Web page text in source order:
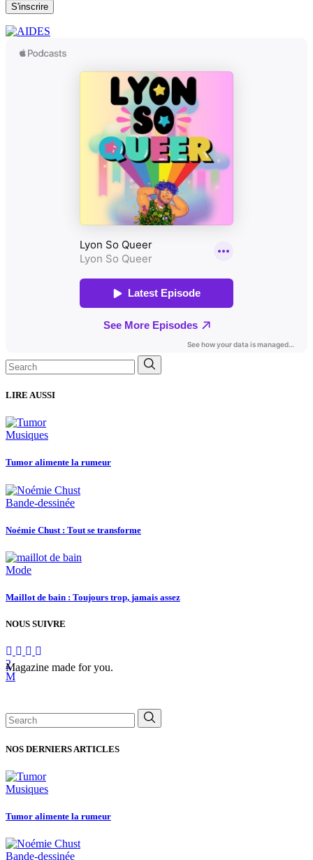
S'inscrire
Search
for:
LIRE AUSSI
Musiques
Tumor alimente la rumeur
Bande-dessinée
Noémie Chust : Tout se transforme
Mode
Maillot de bain : Toujours trop, jamais assez
NOUS SUIVRE
Magazine made for you.
Search
for:
NOS DERNIERS ARTICLES
Musiques
Tumor alimente la rumeur
Bande-dessinée